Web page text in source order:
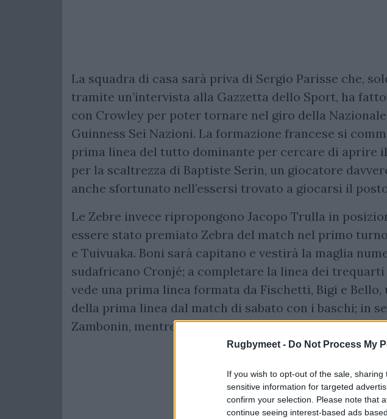
Rugbymeet - Do Not Process My
If you wish to opt-out of the sale,
sensitive information for targeted
confirm your selection. Please note that
continue seeing interest-based ads
La squadra di casa sarà priva di Sergio Parisse che,
tramite un’intervista alla Gazzetta dello Sport, ha
con Crowley per poter tornare nel giro della
Guinness Sei Nazioni. La formazione francese si
prima linea del tutto dominante per cercare di aprire
per la scaltrezza di Baptiste Serin, un giocatore
anche sfortunato nell’essersi trovato a giocarsi il
Le Zebre invece ripropongono Jacopo Trulla in
essere stato premiato Zebra del match nel primo
e Tuivuaka. Boni sarà capitano e vestirà la maglia
sudafricano Cronjé; a completare la linea dei trequarti
vede una prima linea formata da Fischetti, Bigi e
della prima linea dal match di sabato con i baschi; in
Zambonin, mentre in terza Mitchell, Andreani e